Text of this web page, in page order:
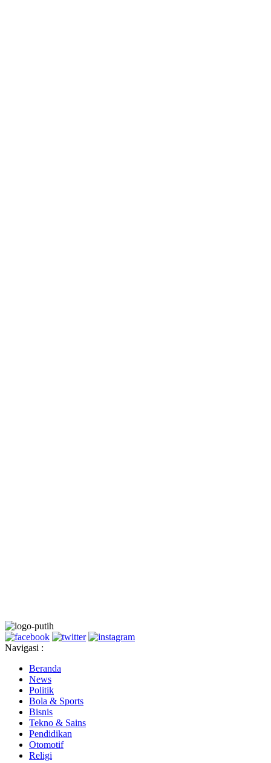
Navigasi :
Beranda
News
Politik
Bola & Sports
Bisnis
Tekno & Sains
Pendidikan
Otomotif
Religi